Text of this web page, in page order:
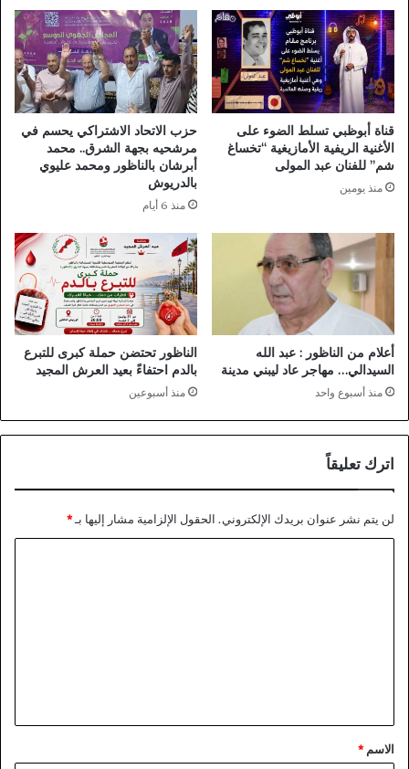
قناة أبوظبي تسلط الضوء على
الأغنية الريفية الأمازيغية “تخساغ
شم” للفنان عبد المولى
منذ يومين
حزب الاتحاد الاشتراكي يحسم في
مرشحيه بجهة الشرق.. محمد
أبرشان بالناظور ومحمد عليوي
بالدريوش
منذ 6 أيام
أعلام من الناظور : عبد الله
السيدالي… مهاجر عاد ليبني مدينة
منذ أسبوع واحد
الناظور تحتضن حملة كبرى للتبرع
بالدم احتفاءً بعيد العرش المجيد
منذ أسبوعين
اترك تعليقاً
لن يتم نشر عنوان بريدك الإلكتروني. الحقول الإلزامية مشار إليها بـ*
*
الاسم *